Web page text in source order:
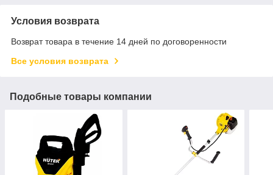
Условия возврата
Возврат товара в течение 14 дней по договоренности
Все условия возврата
Подобные товары компании